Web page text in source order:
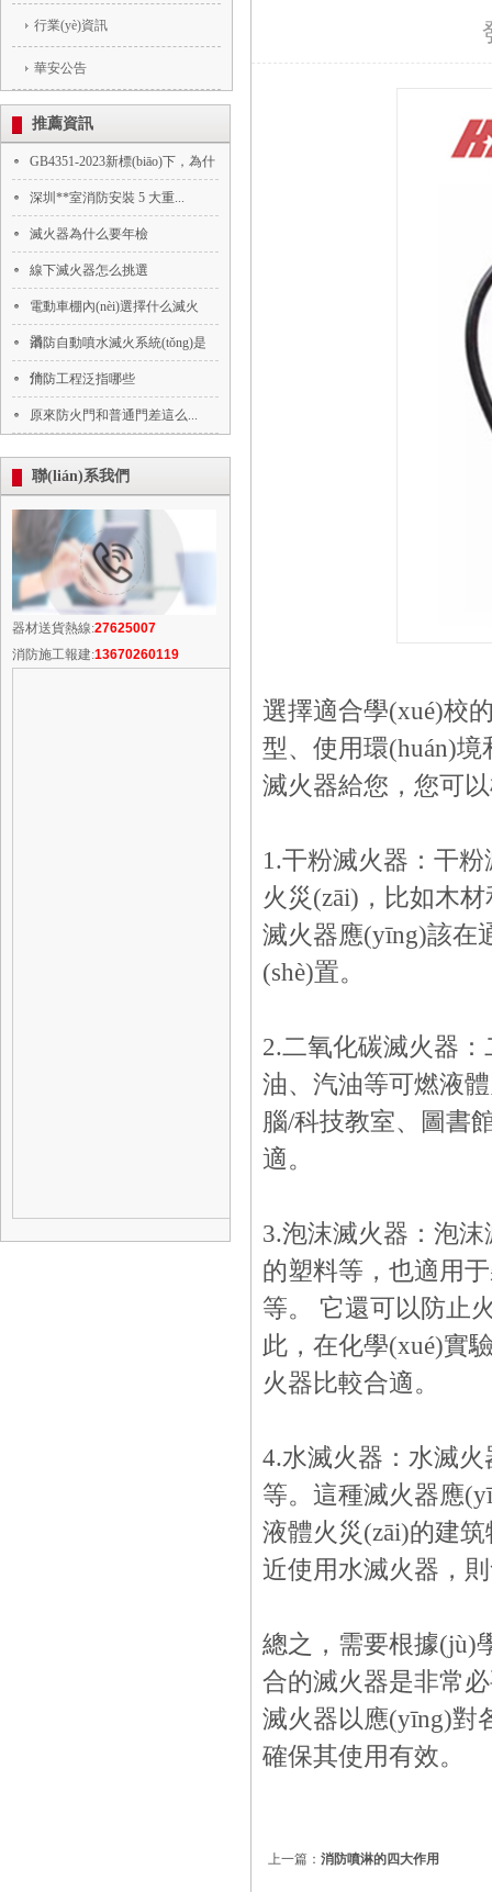
行業(yè)資訊
華安公告
推薦資訊
GB4351-2023新標(biāo)下，為什
深圳**室消防安裝 5 大重...
滅火器為什么要年檢
線下滅火器怎么挑選
電動車棚內(nèi)選擇什么滅火
器...
消防自動噴水滅火系統(tǒng)是
什...
消防工程泛指哪些
原來防火門和普通門差這么...
聯(lián)系我們
器材送貨熱線:27625007
消防施工報建:13670260119
選擇適合學(xué)校
型、使用環(huán)境
滅火器給您，您可
1.干粉滅火器：干粉
火災(zāi)，比如木
滅火器應(yīng)該在
(shè)置。
2.二氧化碳滅火器
油、汽油等可燃液
腦/科技教室、圖書
適。
3.泡沫滅火器：泡沫滅
的塑料等，也適用
等。 它還可以防止
此，在化學(xué)
火器比較合適。
4.水滅火器：水滅火器
等。這種滅火器
液體火災(zāi)的建筑
近使用水滅火器，則
總之，需要根據(jù)
合的滅火器是非常必
滅火器以應(yīng)對各
確保其使用有效。
上一篇： 消防噴淋的四大作用